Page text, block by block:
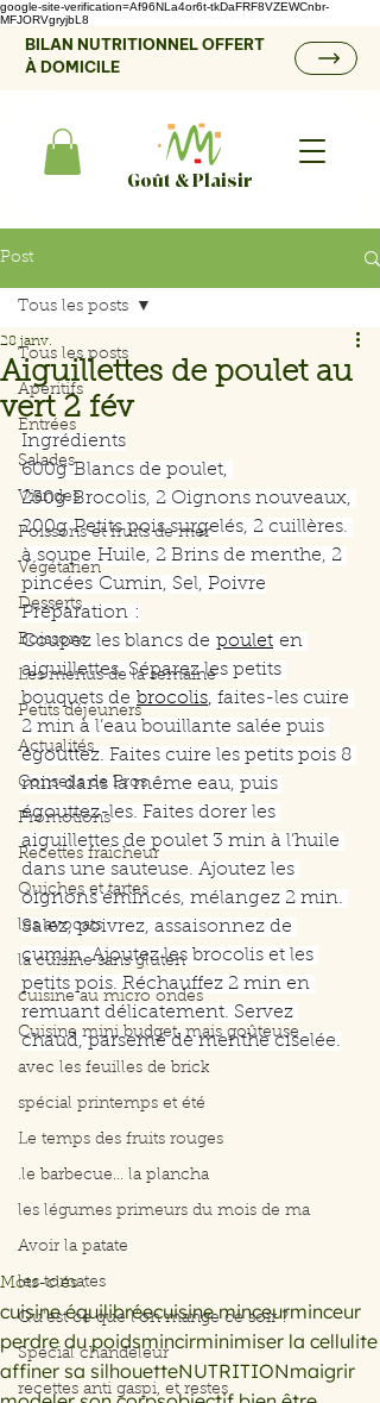
google-site-verification=Af96NLa4or6t-tkDaFRF8VZEWCnbr-
MFJORVgryjbL8
BILAN NUTRITIONNEL OFFERT
À DOMICILE
Goût & Plaisir
Post
Tous les posts
Apéritifs
Entrées
Salades
Viandes
Poissons et fruits de mer
Végétarien
Desserts
Boissons
Les menus de la semaine
Petits déjeuners
Actualités
Conseils de Pros
Promotions
Recettes fraicheur
Quiches et tartes
les avocats
la cuisine sans gluten
cuisine au micro ondes
Cuisine mini budget, mais goûteuse
avec les feuilles de brick
spécial printemps et été
Le temps des fruits rouges
.le barbecue... la plancha
les légumes primeurs du mois de ma
Avoir la patate
les tomates
Qu’est ce que l’on mange ce soir ?
Spécial chandeleur
recettes anti gaspi, et restes
Tous les posts
Aiguillettes de poulet au
vert 2 fév
28 janv.
Ingrédients
600g Blancs de poulet,
250g Brocolis, 2 Oignons nouveaux,
200g Petits pois surgelés, 2 cuillères.
à soupe Huile, 2 Brins de menthe, 2
pincées Cumin, Sel, Poivre
Préparation :
Coupez les blancs de poulet en
aiguillettes. Séparez les petits
bouquets de brocolis, faites-les cuire
2 min à l’eau bouillante salée puis
égouttez. Faites cuire les petits pois 8
min dans la même eau, puis
égouttez-les. Faites dorer les
aiguillettes de poulet 3 min à l’huile
dans une sauteuse. Ajoutez les
oignons émincés, mélangez 2 min.
Salez, poivrez, assaisonnez de
cumin. Ajoutez les brocolis et les
petits pois. Réchauffez 2 min en
remuant délicatement. Servez
chaud, parsemé de menthe ciselée.
Mots-clés :
cuisine équilibréecuisine minceurminceur
perdre du poidsmincirminimiser la cellulite
affiner sa silhouetteNUTRITIONmaigrir